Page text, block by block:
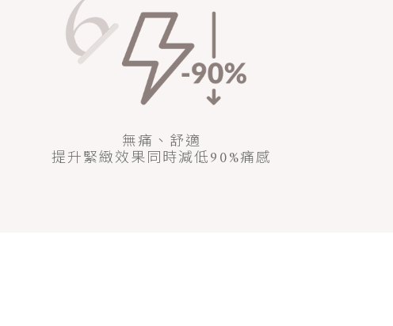
無痛、舒適
提升緊緻效果同時減低90%痛感